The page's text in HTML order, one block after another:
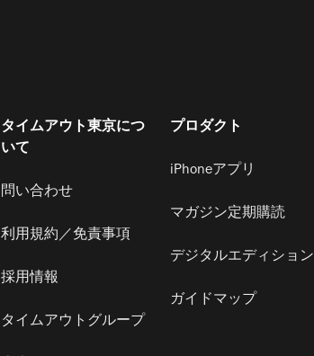
タイムアウト東京につ
いて
問い合わせ
利用規約／免責事項
採用情報
タイムアウトグループ
プロダクト
iPhoneアプリ
マガジン定期購読
デジタルエディション
ガイドマップ